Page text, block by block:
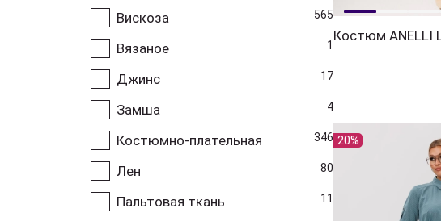
Вискоза 565
Вязаное 1
Джинс 17
Замша 4
Костюмно-плательная 346
Лен 80
Пальтовая ткань 11
20%